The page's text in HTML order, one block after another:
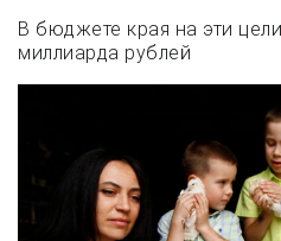
В бюджете края на эти
миллиарда рублей